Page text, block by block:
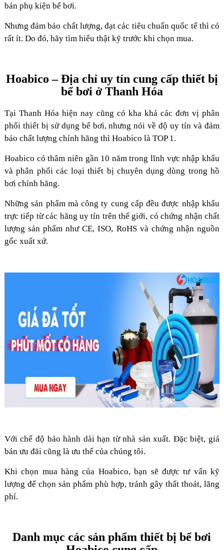
bán phụ kiện bể bơi.
Nhưng đảm bảo chất lượng, đạt các tiêu chuẩn quốc tế thì có
rất ít. Do đó, hãy tìm hiểu thật kỹ trước khi chọn mua.
Hoabico – Địa chỉ uy tín cung cấp thiết bị
bể bơi ở Thanh Hóa
Tại Thanh Hóa hiện nay cũng có kha khá các đơn vị phân
phối thiết bị sử dụng bể bơi, nhưng nói về độ uy tín và đảm
bảo chất lượng chính hãng thì Hoabico là TOP 1.
Hoabico có thâm niên gần 10 năm trong lĩnh vực nhập khẩu
và phân phối các loại thiết bị chuyên dụng dùng trong hồ
bơi chính hãng.
Những sản phẩm mà công ty cung cấp đều được nhập khẩu
trực tiếp từ các hãng uy tín trên thế giới, có chứng nhận chất
lượng sản phẩm như CE, ISO, RoHS và chứng nhận nguồn
gốc xuất xứ.
Với chế độ bảo hành dài hạn từ nhà sản xuất. Đặc biệt, giá
bán ưu đãi cũng là ưu thế của chúng tôi.
Khi chọn mua hàng của Hoabico, bạn sẽ được tư vấn kỹ
lượng để chọn sản phẩm phù hợp, tránh gây thất thoát, lãng
phí.
Danh mục các sản phẩm thiết bị bể bơi